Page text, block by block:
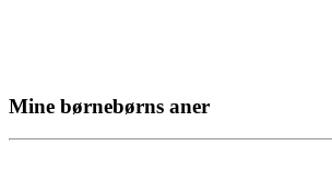
Mine børnebørns aner